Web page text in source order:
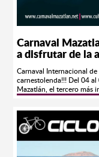
error de diciembre, la
políticos venales y hasta
Carnaval
a disfrutar de la
Carnaval Internacional
carnestolenda!!! Del 04
Mazatlán, el tercero más
nuestra página oficial
sociales:Facebook:
Carnaval Internacional
Mazatlán OficialTodos